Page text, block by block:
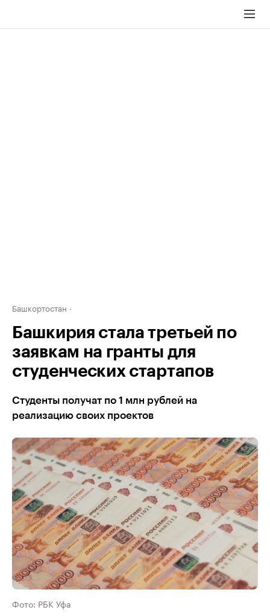
Башкортостан
Башкирия стала третьей по
заявкам на гранты для
студенческих стартапов
Студенты получат по 1 млн рублей на
реализацию своих проектов
Фото: РБК Уфа